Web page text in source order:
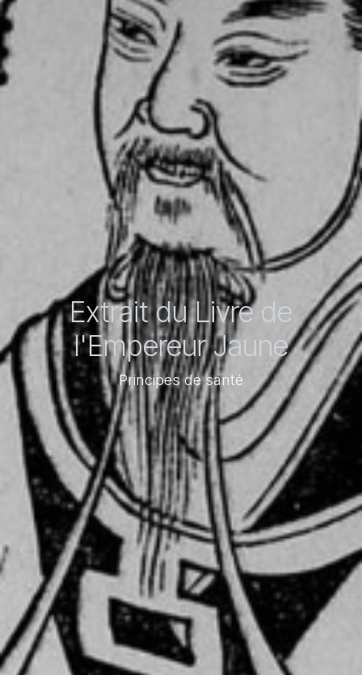
Extrait du Livre de
l'Empereur Jaune
Principes de santé